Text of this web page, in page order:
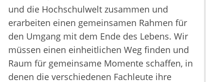
und die Hochschulwelt zusammen und
erarbeiten einen gemeinsamen Rahmen für
den Umgang mit dem Ende des Lebens. Wir
müssen einen einheitlichen Weg finden und
Raum für gemeinsame Momente schaffen, in
denen die verschiedenen Fachleute ihre